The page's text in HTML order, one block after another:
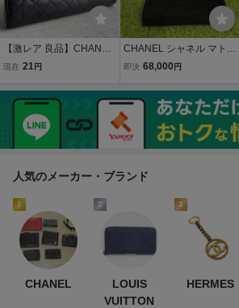
【激レア 良品】CHANEL
シャネル マイクロマトラ
マーク リボンサークル ラ
ムスキン ブラック ピンク
バイカラー
現在 21円
CHANEL シャネル マトラ
ッセ スモールフラップウ
ト 139H2305
即決 68,000 円
人気のメーカー・ブランド
1
CHANEL
2
LOUIS
VUITTON
3
HERMES